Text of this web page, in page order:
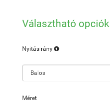
Választható opciók
Nyitásirány
Méret